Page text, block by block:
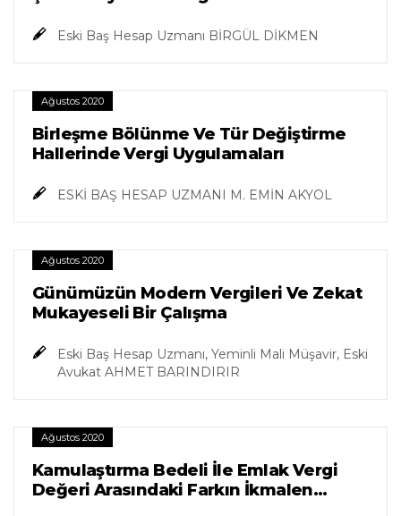
Eski Baş Hesap Uzmanı BİRGÜL DİKMEN
Ağustos 2020
Birleşme Bölünme Ve Tür Değiştirme
Hallerinde Vergi Uygulamaları
ESKİ BAŞ HESAP UZMANI M. EMİN AKYOL
Ağustos 2020
Günümüzün Modern Vergileri Ve Zekat
Mukayeseli Bir Çalışma
Eski Baş Hesap Uzmanı, Yeminli Mali Müşavir, Eski
Avukat AHMET BARINDIRIR
Ağustos 2020
Kamulaştırma Bedeli İle Emlak Vergi
Değeri Arasındaki Farkın İkmalen